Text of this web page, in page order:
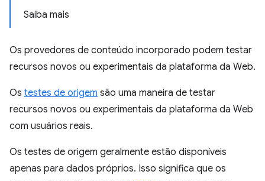
Saiba mais
Os provedores de conteúdo incorporado podem testar
recursos novos ou experimentais da plataforma da Web.
Os testes de origem são uma maneira de testar
recursos novos ou experimentais da plataforma da Web
com usuários reais.
Os testes de origem geralmente estão disponíveis
apenas para dados próprios. Isso significa que os